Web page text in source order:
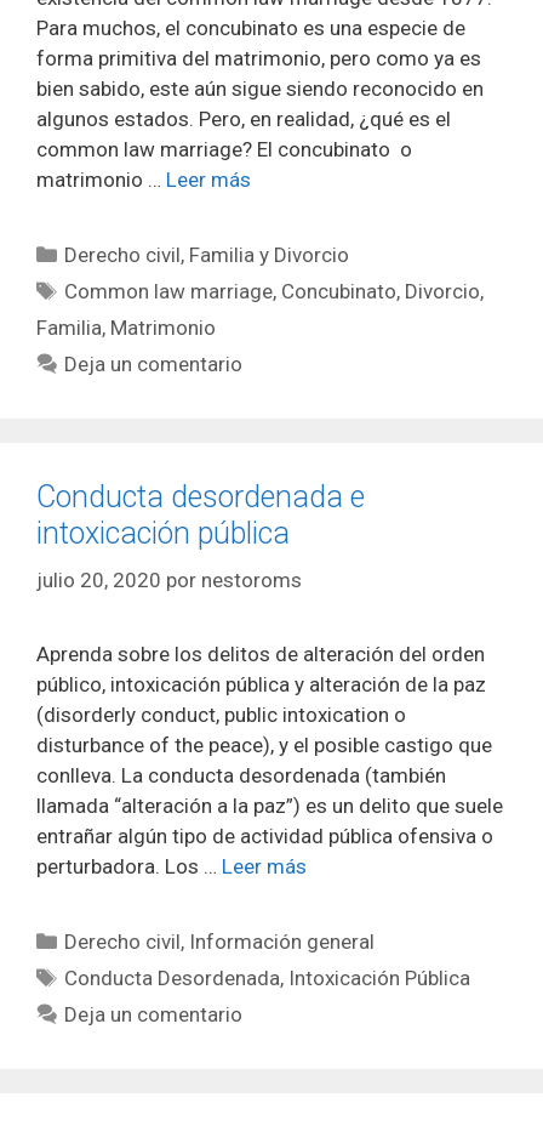
Para muchos, el concubinato es una especie de
forma primitiva del matrimonio, pero como ya es
bien sabido, este aún sigue siendo reconocido en
algunos estados. Pero, en realidad, ¿qué es el
common law marriage? El concubinato o
matrimonio … Leer más
Categorías
Derecho civil, Familia y Divorcio
Etiquetas
Common law marriage, Concubinato, Divorcio,
Familia, Matrimonio
Deja un comentario
Conducta desordenada e
intoxicación pública
julio 20, 2020 por nestoroms
Aprenda sobre los delitos de alteración del orden
público, intoxicación pública y alteración de la paz
(disorderly conduct, public intoxication o
disturbance of the peace), y el posible castigo que
conlleva. La conducta desordenada (también
llamada “alteración a la paz”) es un delito que suele
entrañar algún tipo de actividad pública ofensiva o
perturbadora. Los … Leer más
Categorías
Derecho civil, Información general
Etiquetas
Conducta Desordenada, Intoxicación Pública
Deja un comentario